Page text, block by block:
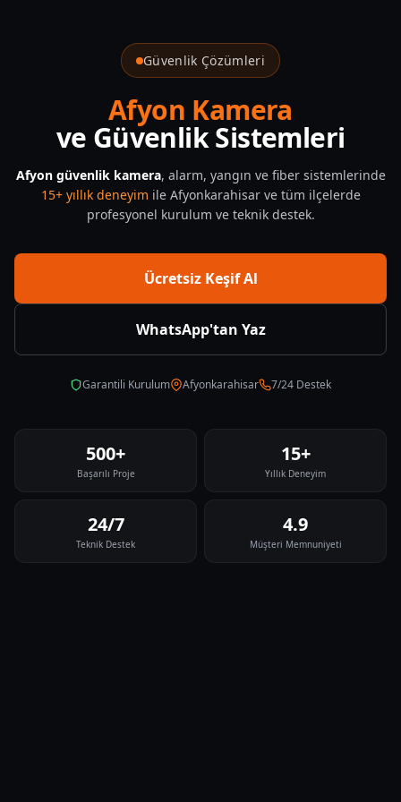
Güvenlik Çözümleri
Afyon Kamera
ve Güvenlik Sistemleri
Afyon güvenlik kamera, alarm, yangın ve fiber sistemlerinde
15+ yıllık deneyim ile Afyonkarahisar ve tüm ilçelerde
profesyonel kurulum ve teknik destek.
Ücretsiz Keşif Al
WhatsApp'tan Yaz
Garantili Kurulum Afyonkarahisar 7/24 Destek
500+
Başarılı Proje
15+
Yıllık Deneyim
24/7
Teknik Destek
4.9
Müşteri Memnuniyeti